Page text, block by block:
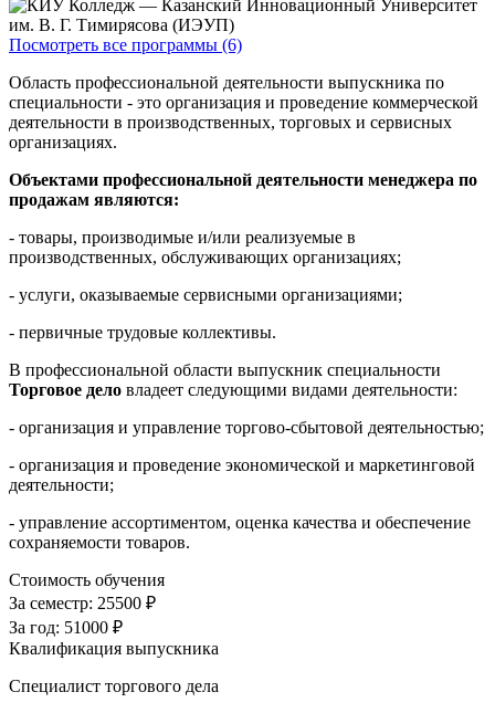
Посмотреть все программы (6)
Область профессиональной деятельности выпускника по
специальности - это организация и проведение коммерческой
деятельности в производственных, торговых и сервисных
организациях.
Объектами профессиональной деятельности менеджера по
продажам являются:
- товары, производимые и/или реализуемые в
производственных, обслуживающих организациях;
- услуги, оказываемые сервисными организациями;
- первичные трудовые коллективы.
В профессиональной области выпускник специальности
Торговое дело владеет следующими видами деятельности:
- организация и управление торгово-сбытовой деятельностью;
- организация и проведение экономической и маркетинговой
деятельности;
- управление ассортиментом, оценка качества и обеспечение
сохраняемости товаров.
Стоимость обучения
За семестр: 25500 ₽
За год: 51000 ₽
Квалификация выпускника
Специалист торгового дела